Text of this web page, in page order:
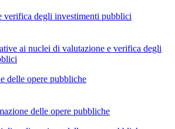
verifica degli investimenti pubblici
ai nuclei di valutazione e verifica degli
delle opere pubbliche
delle opere pubbliche